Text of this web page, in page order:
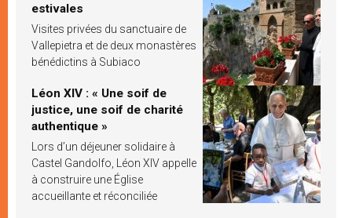
estivales
Visites privées du sanctuaire de
Vallepietra et de deux monastères
bénédictins à Subiaco
Léon XIV : « Une soif de
justice, une soif de charité
authentique »
Lors d’un déjeuner solidaire à
Castel Gandolfo, Léon XIV appelle
à construire une Église
accueillante et réconciliée